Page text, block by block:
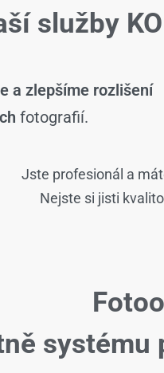
služby
a zlepšíme rozlišení
fotografií.
Jste profesionál a
Nejste si jisti
systému